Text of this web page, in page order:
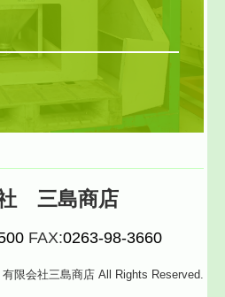
三島商店
FAX:0263-98-3660
限会社三島商店 All Rights Reserved.